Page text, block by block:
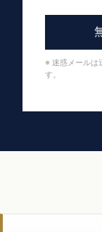
※ 迷惑メールは
す。